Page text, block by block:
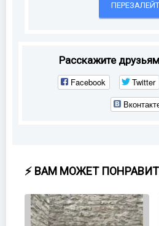
Расскажите
Facebook Twitter
⚡ ВАМ МОЖЕТ